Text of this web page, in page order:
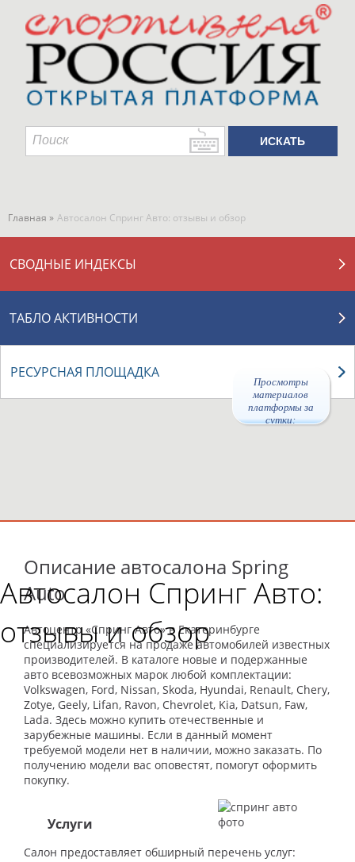
Просмотры
материалов
платформы за
сутки:
Главная » Автосалон Спринг Авто: отзывы и обзор
СВОДНЫЕ ИНДЕКСЫ
ТАБЛО АКТИВНОСТИ
РЕСУРСНАЯ ПЛОЩАДКА
Автосалон Спринг Авто:
отзывы и обзор
Описание автосалона Spring
Auto
Автоцентр «Спринг Авто» в Екатеринбурге
специализируется на продаже автомобилей известных
производителей. В каталоге новые и подержанные
авто всевозможных марок любой комплектации:
Volkswagen, Ford, Nissan, Skoda, Hyundai, Renault, Chery,
Zotye, Geely, Lifan, Ravon, Chevrolet, Kia, Datsun, Faw,
Lada. Здесь можно купить отечественные и
зарубежные машины. Если в данный момент
требуемой модели нет в наличии, можно заказать. По
получению модели вас оповестят, помогут оформить
покупку.
Услуги
Салон предоставляет обширный перечень услуг: